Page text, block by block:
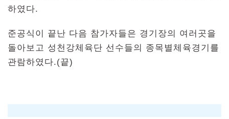
하였다.
준공식이 끝난 다음 참가자들은 경기장의 여러곳을
돌아보고 성천강체육단 선수들의 종목별체육경기를
관람하였다.(끝)